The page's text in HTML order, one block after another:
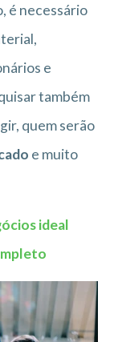
é necessário
e
também
quem serão
e muito
ideal